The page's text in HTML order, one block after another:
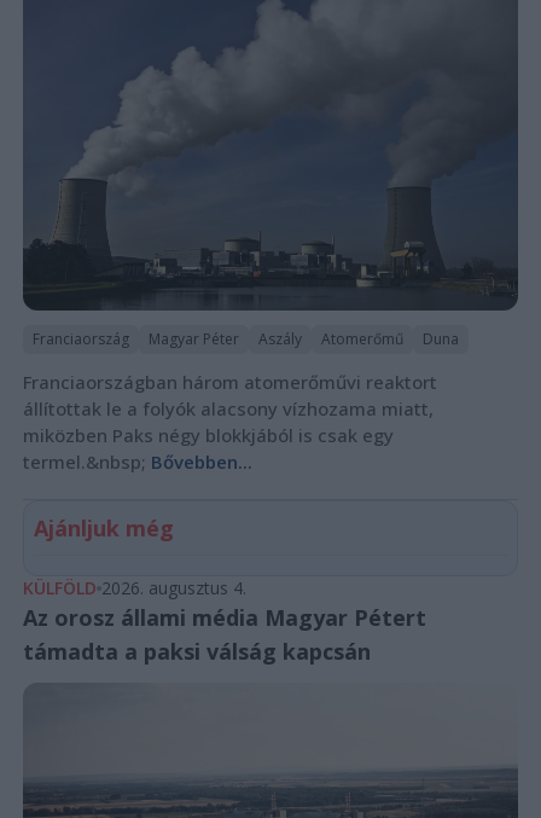
Franciaország Magyar Péter Aszály Atomerőmű Duna
Franciaországban három atomerőművi reaktort
állítottak le a folyók alacsony vízhozama miatt,
miközben Paks négy blokkjából is csak egy
termel.&nbsp; Bővebben...
Ajánljuk még
KÜLFÖLD 2026. augusztus 4.
Az orosz állami média Magyar Pétert
támadta a paksi válság kapcsán